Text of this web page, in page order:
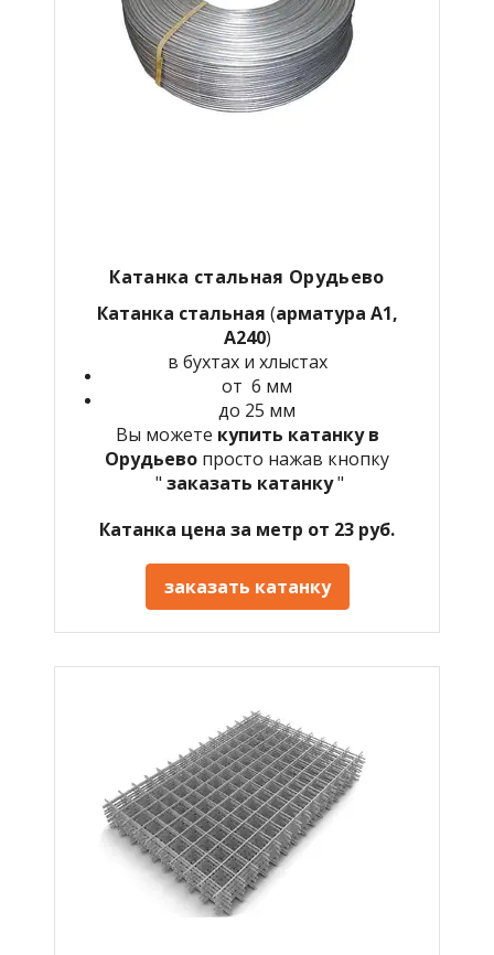
Катанка стальная Орудьево
Катанка стальная (арматура А1,
А240)
в бухтах и хлыстах
от 6 мм
до 25 мм
Вы можете купить катанку в
Орудьево просто нажав кнопку
" заказать катанку"
Катанка цена за метр от 23 руб.
заказать катанку